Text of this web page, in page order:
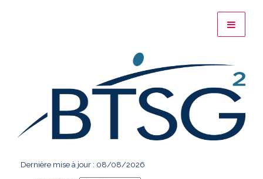
Dernière mise à jour : 08/08/2026